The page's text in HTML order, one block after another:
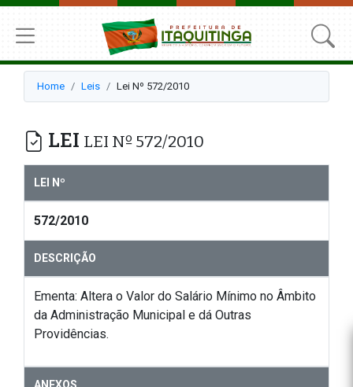
Home Leis Lei Nº 572/2010
LEI LEI Nº 572/2010
LEI Nº
572/2010
DESCRIÇÃO
Ementa: Altera o Valor do Salário Mínimo no Âmbito
da Administração Municipal e dá Outras
Providências.
ANEXOS